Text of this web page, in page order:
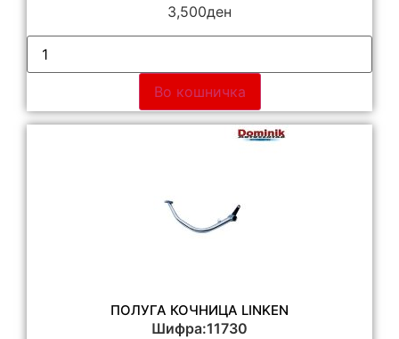
3,500ден
Во кошничка
ПОЛУГА КОЧНИЦА LINKEN
Шифра:11730